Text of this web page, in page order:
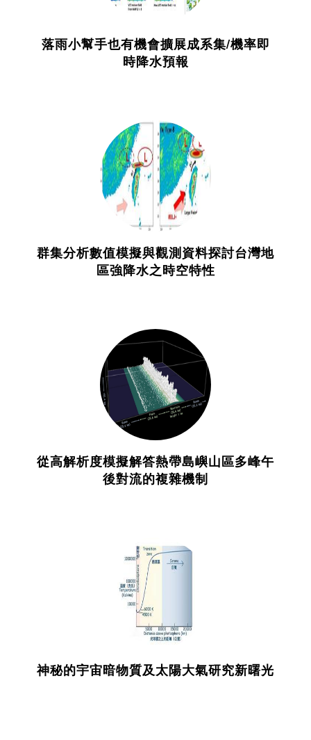
落雨小幫手也有機會擴展成系集/機率即
時降水預報
群集分析數值模擬與觀測資料探討台灣地
區強降水之時空特性
從高解析度模擬解答熱帶島嶼山區多峰午
後對流的複雜機制
神秘的宇宙暗物質及太陽大氣研究新曙光